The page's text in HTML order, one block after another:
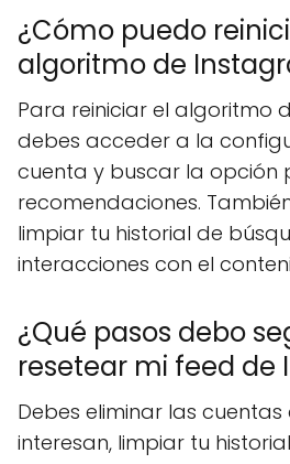
¿Cómo puedo
algoritmo de
Para reiniciar el algoritmo
debes acceder a la
cuenta y buscar la opción
recomendaciones.
limpiar tu historial de
interacciones con el
¿Qué pasos debo
resetear mi feed de
Debes eliminar las
interesan, limpiar tu